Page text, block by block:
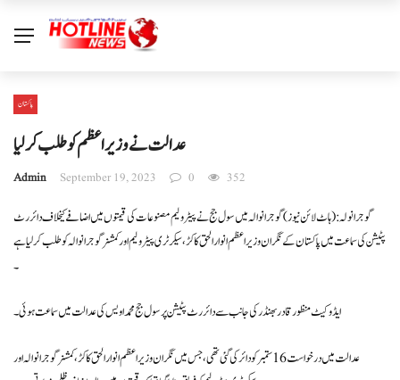
پاکستان
عدالت نے وزیراعظم کو طلب کرلیا
Admin September 19, 2023 0 352
گوجرانولہ: ( ہاٹ لائن نیوز) گوجرانوالہ میں سول جج نے پیٹرولیم مصنوعات کی قیمتوں میں اضافے کیخلاف دائر رٹ
پٹیشن کی سماعت میں پاکستان کے نگران وزیراعظم انوار الحق کاکڑ، سیکرٹری پیٹرولیم اور کمشنر گوجرانوالہ کو طلب کر لیا ہے
۔
ایڈوکیٹ منظور قادر بھنڈر کی جانب سے دائر رٹ پٹیشن پر سول جج محمد اویس کی عدالت میں سماعت ہوئی۔
عدالت میں درخواست 16 ستمبر کو دائر کی گئی تھی ، جس میں نگران وزیراعظم انوارالحق کاکڑ ، کمشنر گوجرانوالہ اور